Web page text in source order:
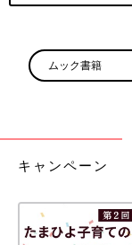
ムック書籍
キャンペーン